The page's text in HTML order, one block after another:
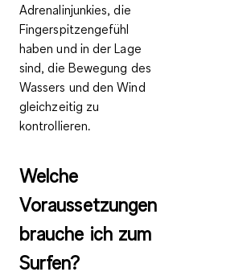
Adrenalinjunkies, die
Fingerspitzengefühl
haben und in der Lage
sind, die Bewegung des
Wassers und den Wind
gleichzeitig zu
kontrollieren.
Welche
Voraussetzungen
brauche ich zum
Surfen?